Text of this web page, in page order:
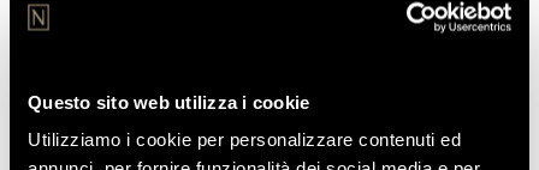
Questo sito web utilizza i cookie
Utilizziamo i cookie per personalizzare contenuti ed
esclusive e le novità dal mondo Ho Hotels Collection.